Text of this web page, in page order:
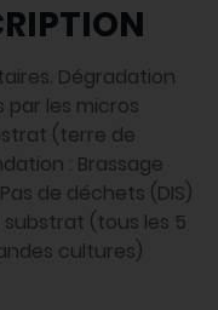
Dégradation
les micros
(terre de
: Brassage
de déchets (DIS)
(tous les 5
cultures)